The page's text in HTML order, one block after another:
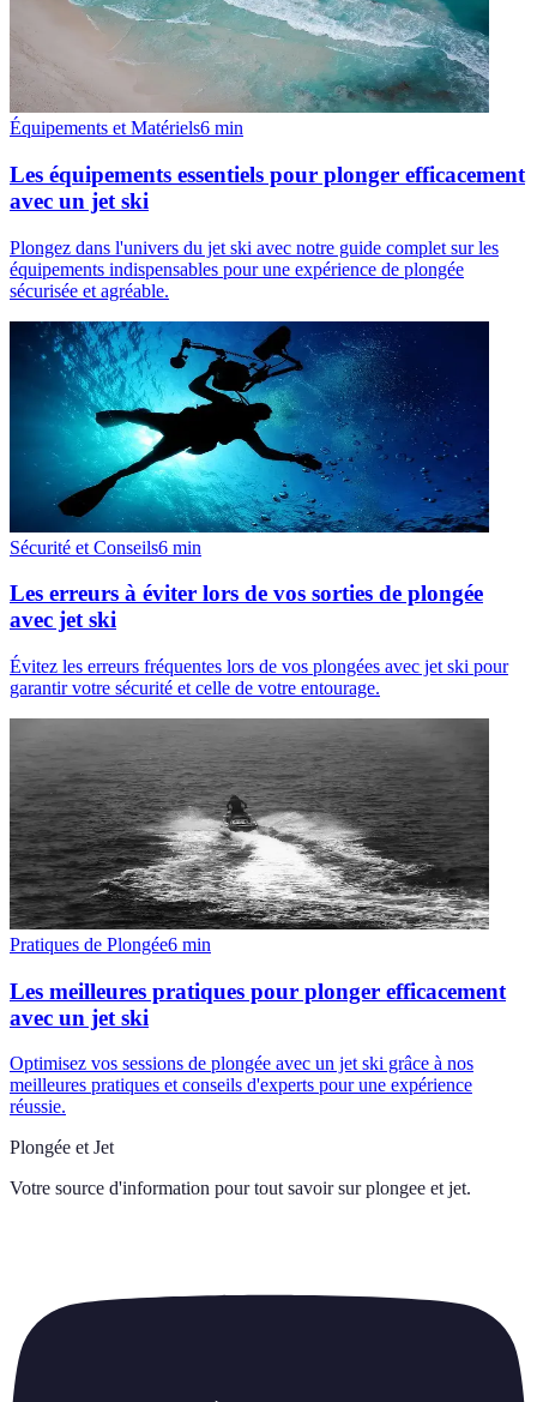
Équipements et Matériels6 min
Les équipements essentiels pour plonger efficacement
avec un jet ski
Plongez dans l'univers du jet ski avec notre guide complet sur les
équipements indispensables pour une expérience de plongée
sécurisée et agréable.
Sécurité et Conseils6 min
Les erreurs à éviter lors de vos sorties de plongée
avec jet ski
Évitez les erreurs fréquentes lors de vos plongées avec jet ski pour
garantir votre sécurité et celle de votre entourage.
Pratiques de Plongée6 min
Les meilleures pratiques pour plonger efficacement
avec un jet ski
Optimisez vos sessions de plongée avec un jet ski grâce à nos
meilleures pratiques et conseils d'experts pour une expérience
réussie.
Plongée et Jet
Votre source d'information pour tout savoir sur plongee et jet.